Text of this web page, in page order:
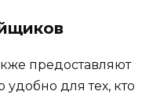
предоставляют
удобно для тех, кто